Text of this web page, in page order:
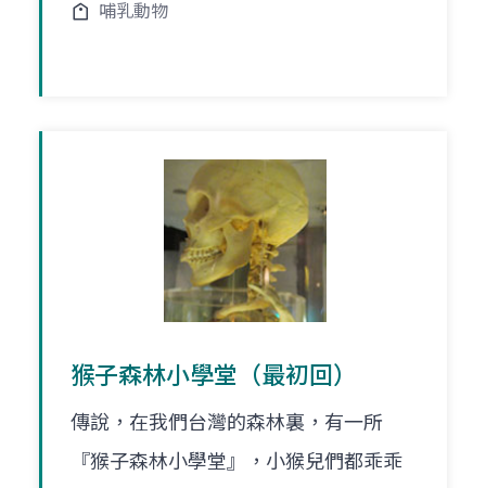
哺乳動物
猴子森林小學堂（最初回）
傳說，在我們台灣的森林裏，有一所
『猴子森林小學堂』，小猴兒們都乖乖